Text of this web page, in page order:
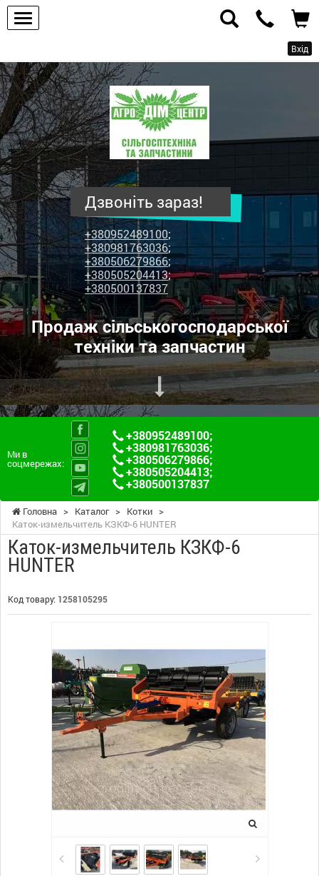
Вхід
ПП
"Агродім-
центр"
-
продаж
сільськогосподарської
техніки
та
запчастин
Дзвоніть зараз!
+380952489100;
+380981763036;
+380506279866;
+380505204413;
+380500137837
Продаж сільськогосподарської
техніки та запчастин
Ми в
соцмережах:
+380952489100;
+380981763036;
+380506279866;
+380505204413;
+380500137837
Головна > Каталог > Котки >
Каток-измельчитель КЗКФ-6 HUNTER
Каток-измельчитель КЗКФ-6
HUNTER
Код товару: 1258105295